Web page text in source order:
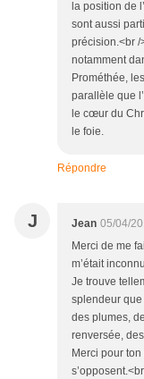
la position de
sont aussi
précision.<br /
notamment
Prométhée,
parallèle que
le cœur du
le foie.
Répondre
J Jean 05/04/
Merci de me
m’était
Je trouve
splendeur que
des plumes,
renversée,
Merci pour